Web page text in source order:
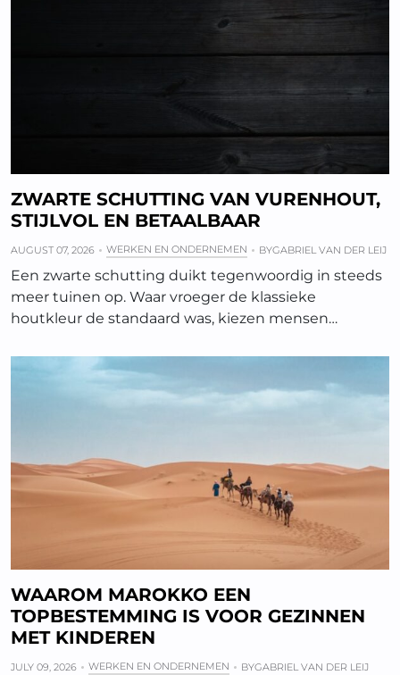
ZWARTE SCHUTTING VAN VURENHOUT,
STIJLVOL EN BETAALBAAR
AUGUST 07, 2026 WERKEN EN ONDERNEMEN BYGABRIEL VAN DER LEIJ
Een zwarte schutting duikt tegenwoordig in steeds
meer tuinen op. Waar vroeger de klassieke
houtkleur de standaard was, kiezen mensen…
WAAROM MAROKKO EEN
TOPBESTEMMING IS VOOR GEZINNEN
MET KINDEREN
JULY 09, 2026 WERKEN EN ONDERNEMEN BYGABRIEL VAN DER LEIJ